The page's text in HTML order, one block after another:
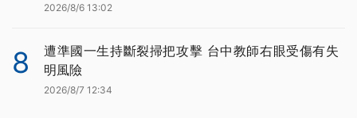
2026/8/6 13:02
8
遭準國一生持斷裂掃把攻擊 台中教師右眼受傷有失
明風險
2026/8/7 12:34